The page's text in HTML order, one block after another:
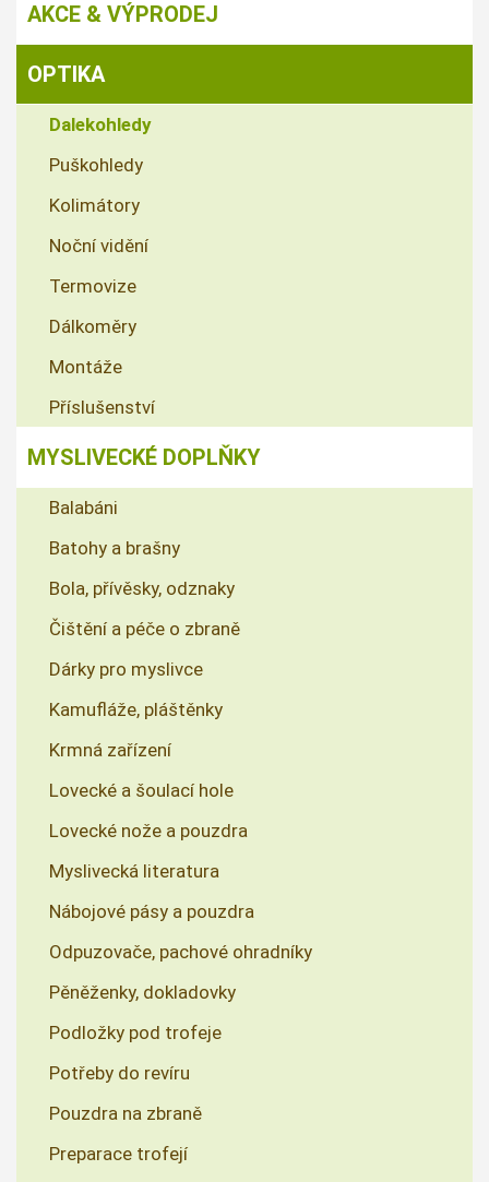
AKCE & VÝPRODEJ
OPTIKA
Dalekohledy
Puškohledy
Kolimátory
Noční vidění
Termovize
Dálkoměry
Montáže
Příslušenství
MYSLIVECKÉ DOPLŇKY
Balabáni
Batohy a brašny
Bola, přívěsky, odznaky
Čištění a péče o zbraně
Dárky pro myslivce
Kamufláže, pláštěnky
Krmná zařízení
Lovecké a šoulací hole
Lovecké nože a pouzdra
Myslivecká literatura
Nábojové pásy a pouzdra
Odpuzovače, pachové ohradníky
Pěněženky, dokladovky
Podložky pod trofeje
Potřeby do revíru
Pouzdra na zbraně
Preparace trofejí